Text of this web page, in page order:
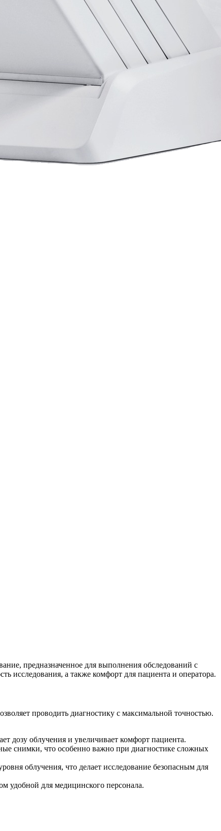
предназначенное для выполнения обследований с
исследования, а также комфорт для пациента и оператора.
проводить диагностику с максимальной точностью.
дозу облучения и увеличивает комфорт пациента.
снимки, что особенно важно при диагностике сложных
облучения, что делает исследование безопасным для
удобной для медицинского персонала.